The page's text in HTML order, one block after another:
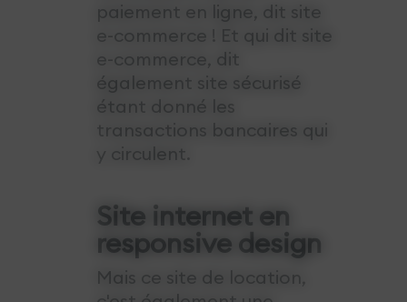
paiement en ligne, dit site
e-commerce ! Et qui dit site
e-commerce, dit
également site sécurisé
étant donné les
transactions bancaires qui
y circulent.
Site internet en
responsive design
Mais ce site de location,